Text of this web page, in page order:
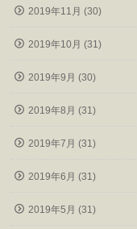
2019年11月 (30)
2019年10月 (31)
2019年9月 (30)
2019年8月 (31)
2019年7月 (31)
2019年6月 (31)
2019年5月 (31)